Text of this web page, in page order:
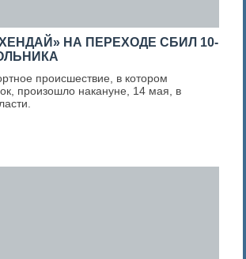
НА ПЕРЕХОДЕ СБИЛ 10-
происшествие, в котором
произошло накануне, 14 мая, в